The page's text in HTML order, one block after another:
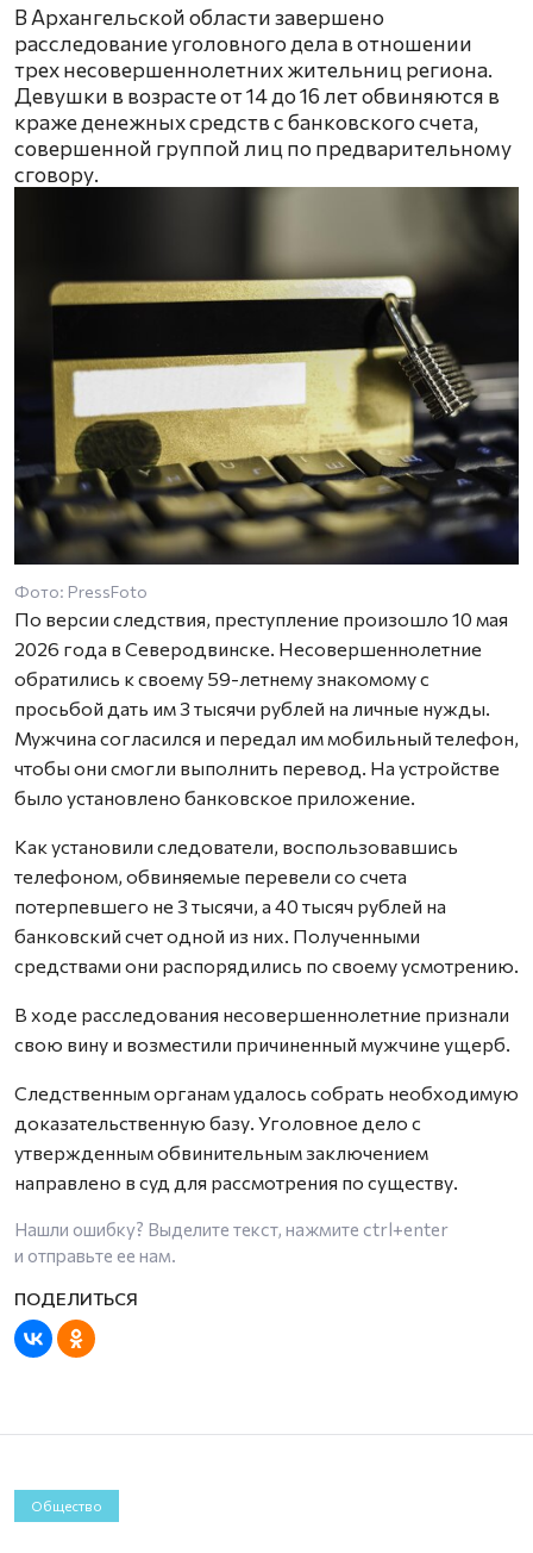
В Архангельской области завершено
расследование уголовного дела в отношении
трех несовершеннолетних жительниц региона.
Девушки в возрасте от 14 до 16 лет обвиняются в
краже денежных средств с банковского счета,
совершенной группой лиц по предварительному
сговору.
Фото: PressFoto
По версии следствия, преступление произошло 10 мая
2026 года в Северодвинске. Несовершеннолетние
обратились к своему 59-летнему знакомому с
просьбой дать им 3 тысячи рублей на личные нужды.
Мужчина согласился и передал им мобильный телефон,
чтобы они смогли выполнить перевод. На устройстве
было установлено банковское приложение.
Как установили следователи, воспользовавшись
телефоном, обвиняемые перевели со счета
потерпевшего не 3 тысячи, а 40 тысяч рублей на
банковский счет одной из них. Полученными
средствами они распорядились по своему усмотрению.
В ходе расследования несовершеннолетние признали
свою вину и возместили причиненный мужчине ущерб.
Следственным органам удалось собрать необходимую
доказательственную базу. Уголовное дело с
утвержденным обвинительным заключением
направлено в суд для рассмотрения по существу.
Нашли ошибку? Выделите текст, нажмите ctrl+enter
и отправьте ее нам.
Общество